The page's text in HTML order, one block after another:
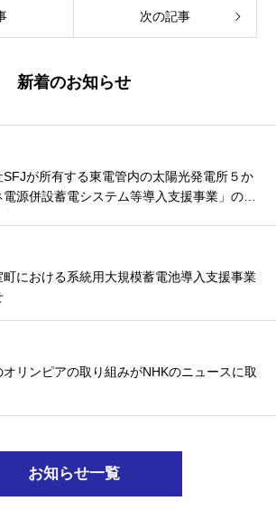
次の記事
新着のお知らせ
が所有する東電管内の太陽光発電所５か
源併設蓄電システム等導入支援事業」の補
せ
における系統用大規模蓄電池導入支援事業
リンピアの取り組みがNHKのニュースに取
お知らせ一覧